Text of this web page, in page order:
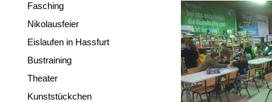
Fasching
Nikolausfeier
Eislaufen in Hassfurt
Bustraining
Theater
Kunststückchen